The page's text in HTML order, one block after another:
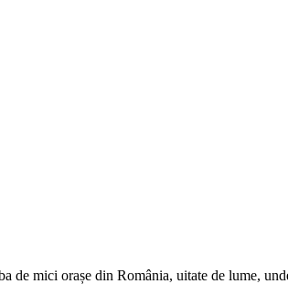
de mici orașe din România, uitate de lume,